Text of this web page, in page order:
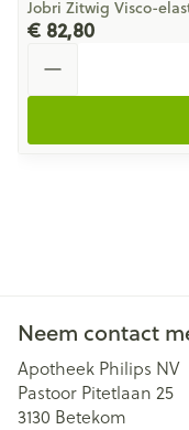
Jobri Zitwig Visco-
€ 82,80
Neem contact
Apotheek Philips NV
Pastoor Pitetlaan 25
3130 Betekom